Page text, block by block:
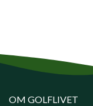
OM GOLFLIVET